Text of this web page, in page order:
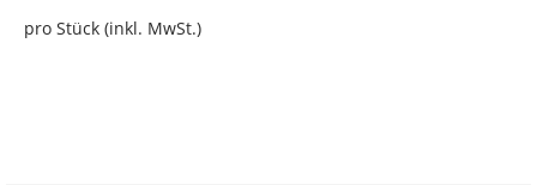
pro Stück (inkl. MwSt.)